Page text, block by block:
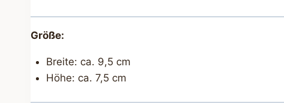
Größe:
Breite: ca. 9,5 cm
Höhe: ca. 7,5 cm